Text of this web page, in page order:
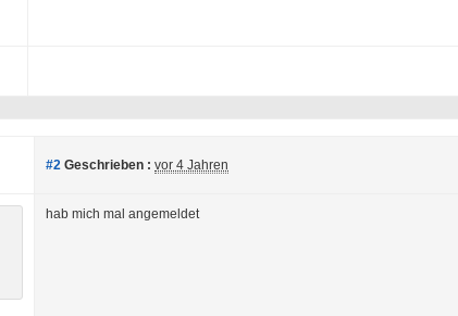
#2 Geschrieben : vor 4 Jahren
hab mich mal angemeldet